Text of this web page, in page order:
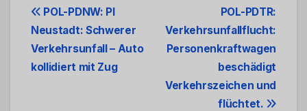
Beitrags-
Navigation
POL-PDTR:
Verkehrsunfallflucht:
Personenkraftwagen
beschädigt
Verkehrszeichen und
flüchtet.
POL-PDNW: PI
Neustadt: Schwerer
Verkehrsunfall – Auto
kollidiert mit Zug